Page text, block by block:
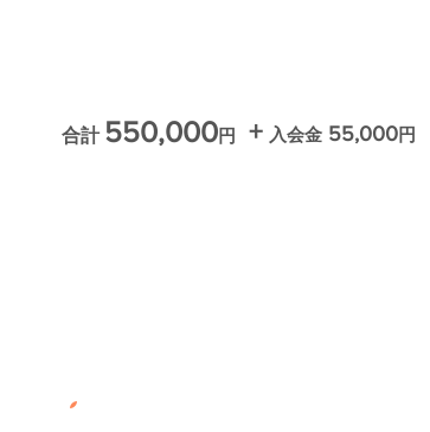
合計 550,000円 + 入会金 55,000円